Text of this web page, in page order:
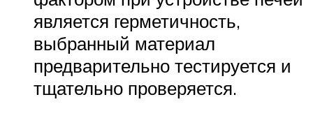
является герметичность,
выбранный материал
предварительно тестируется и
тщательно проверяется.